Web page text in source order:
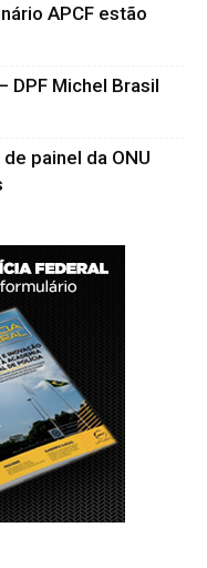
APCF estão
DPF Michel Brasil
painel da ONU